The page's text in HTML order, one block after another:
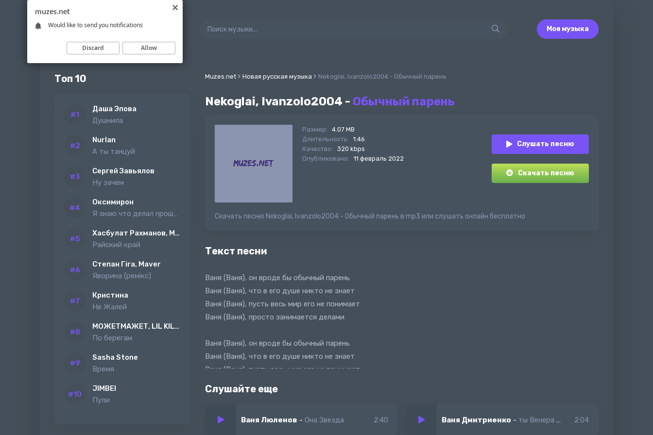
Моя музыка
Топ 10
Даша Эпова
Душнила
Nurlan
А ты танцуй
Сергей Завьялов
Ну зачем
Оксимирон
Я знаю что делал прошлым летом
Хасбулат Рахманов, MAGAS
Райский край
Степан Гіга, Maver
Яворина (ремiкс)
Кристина
Не Жалей
МОЖЕТМАЖЕТ, LIL KILAH
По берегам
Sasha Stone
Время
JIMBEI
Пули
Muzes.net Новая русская музыка Nekoglai, Ivanzolo2004 - Обычный парень
Nekoglai, Ivanzolo2004 - Обычный парень
Размер:
4.07 MB
Длительность:
1:46
Качество:
320 kbps
Опубликовано:
11 февраль 2022
Слушать песню
Скачать песню
Скачать песню Nekoglai, Ivanzolo2004 - Обычный парень в mp3 или слушать онлайн бесплатно
Текст песни
Ваня (Ваня), он вроде бы обычный парень
Ваня (Ваня), что в его душе никто не знает
Ваня (Ваня), пусть весь мир его не понимает
Ваня (Ваня), просто занимается делами
Ваня (Ваня), он вроде бы обычный парень
Ваня (Ваня), что в его душе никто не знает
Ваня (Ваня), пусть весь мир его не понимает
Ваня (Ваня), просто занимается делами (Делами)
Улыбнулся, подтянулся (Йоу)
Слушайте еще
Ваня Люленов - Она Звезда 2:40 Ваня Дмитриенко - ты Венера я Земля Мия я запал на тебя 2:04
muzes.net
Would like to send you notifications
Discard Allow